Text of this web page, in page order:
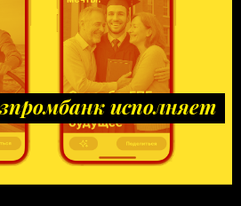
исполняет